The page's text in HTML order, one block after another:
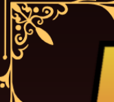
Ukryj miniatury